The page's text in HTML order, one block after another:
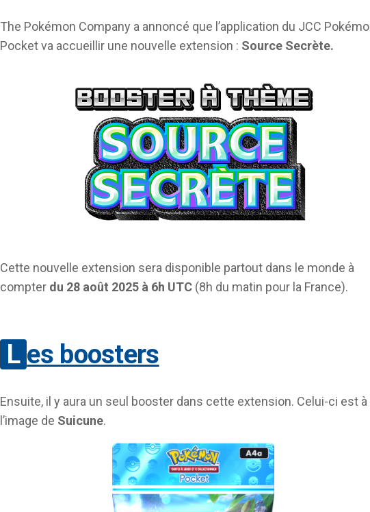
The Pokémon Company a annoncé que l’application du JCC
Pocket va accueillir une nouvelle extension : Source Secrète.
Cette nouvelle extension sera disponible partout dans le monde à
compter du 28 août 2025 à 6h UTC (8h du matin pour la France).
Les boosters
Ensuite, il y aura un seul booster dans cette extension. Celui-ci est à
l’image de Suicune.